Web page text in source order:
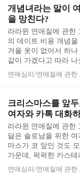
요. 제가 좋아하는 것
연락이 오지 않습니다
여자 직원을 좋아해서,
때마다 농담도 건네고
알까요? 농담처럼 밥
고 대답을 안 합니다.
까움에 몸부림을 쳤습
개념녀라는 말이
을 망친다?
라라윈 연애질에 관한
의 데이트 비용 개념
겨울 옷이 없어서 하
같이 가겠다고 따라
벌써 겨울이 끝나고 봄
원하는 두툼하고 따뜻
자고 했더니, 남자친
다 ㅋㅋㅋ 근데 정말
했는데, 다시 둘러봐."
하려고 했다고 합니다
제가 필요한 물건을
이트하는 상황에서는
먼저 사겠다는 의사표
연애심리/연애질에 관한
크리스마스를 앞
여자와 카톡 대화
라라윈 연애질에 관한
닳은 솔로남을 위한
마스가 코 앞인 것도
가운데, 퍽퍽한 카스
톡 내용들을 보게 되었
를 앞두고 애닳은 솔로
연애심리/연애질에 관한